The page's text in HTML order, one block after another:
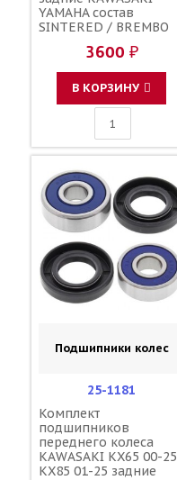
YAMAHA состав
SINTERED / BREMBO
06455-KSE-016 43082-
1205 43082-1241
43082-0043 5PA-
3600 ₽
В КОРЗИНУ
Подшипники колес
25-1181
Комплект
подшипников
переднего колеса
KAWASAKI KX65 00-25
KX85 01-25 задние